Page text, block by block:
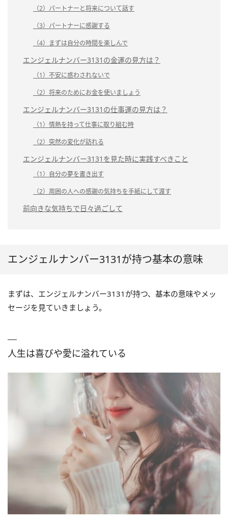
（2）パートナーと将来について話す
（3）パートナーに感謝する
（4）まずは自分の時間を楽しんで
エンジェルナンバー3131の金運の見方は？
（1）不安に惑わされないで
（2）将来のためにお金を使いましょう
エンジェルナンバー3131の仕事運の見方は？
（1）情熱を持って仕事に取り組む時
（2）突然の変化が訪れる
エンジェルナンバー3131を見た時に実践すべきこと
（1）自分の夢を書き出す
（2）周囲の人への感謝の気持ちを手紙にして渡す
前向きな気持ちで日々過ごして
エンジェルナンバー3131が持つ基本の意味
まずは、エンジェルナンバー3131が持つ、基本の意味やメッ
セージを見ていきましょう。
人生は喜びや愛に溢れている